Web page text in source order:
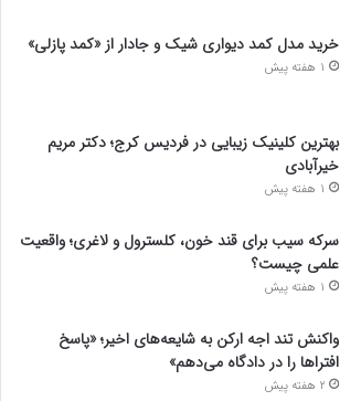
خرید مدل کمد دیواری شیک و جادار از «کمد پازلی»
1 هفته پیش
بهترین کلینیک زیبایی در فردیس کرج؛ دکتر مریم
خیرآبادی
1 هفته پیش
سرکه سیب برای قند خون، کلسترول و لاغری؛ واقعیت
علمی چیست؟
1 هفته پیش
واکنش تند اجه ارکن به شایعه‌های اخیر؛ «پاسخ
افتراها را در دادگاه می‌دهم»
2 هفته پیش